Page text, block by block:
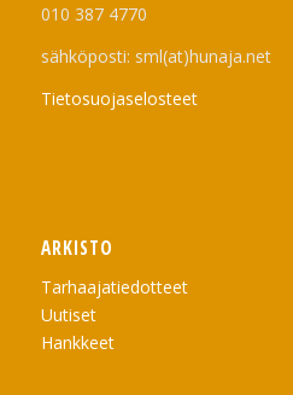
010 387 4770
sähköposti: sml(at)hunaja.net
Tietosuojaselosteet
ARKISTO
Tarhaajatiedotteet
Uutiset
Hankkeet